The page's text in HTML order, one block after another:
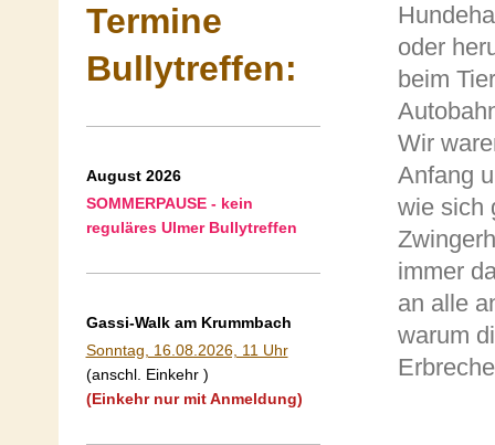
oder
beim
Wir
Anfang
wie sich
immer
an alle
warum
Termine
Bullytreffen:
August 2026
SOMMERPAUSE - kein
reguläres Ulmer Bullytreffen
Gassi-Walk am Krummbach
Sonntag, 16.08.2026, 11 Uhr
(anschl. Einkehr )
(Einkehr nur mit Anmeldung)